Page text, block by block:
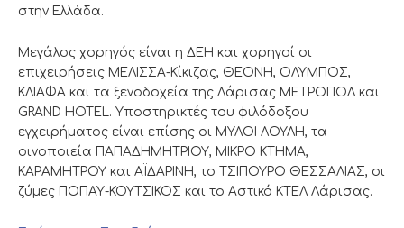
στην Ελλάδα.
Μεγάλος χορηγός είναι η ΔΕΗ και χορηγοί οι
επιχειρήσεις ΜΕΛΙΣΣΑ-Κίκιζας, ΘΕΟΝΗ, ΟΛΥΜΠΟΣ,
ΚΛΙΑΦΑ και τα ξενοδοχεία της Λάρισας ΜΕΤΡΟΠΟΛ και
GRAND HOTEL. Υποστηρικτές του φιλόδοξου
εγχειρήματος είναι επίσης οι ΜΥΛΟΙ ΛΟΥΛΗ, τα
οινοποιεία ΠΑΠΑΔΗΜΗΤΡΙΟΥ, ΜΙΚΡΟ ΚΤΗΜΑ,
ΚΑΡΑΜΗΤΡΟΥ και ΑΪΔΑΡΙΝΗ, το ΤΣΙΠΟΥΡΟ ΘΕΣΣΑΛΙΑΣ, οι
ζύμες ΠΟΠΑΥ-ΚΟΥΤΣΙΚΟΣ και το Αστικό ΚΤΕΛ Λάρισας.